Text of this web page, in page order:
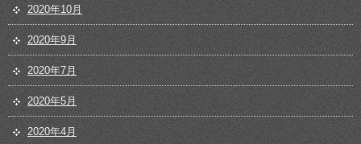
2020年10月
2020年9月
2020年7月
2020年5月
2020年4月